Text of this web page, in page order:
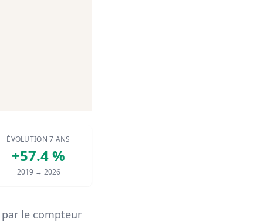
ÉVOLUTION 7 ANS
+57.4 %
2019 → 2026
le compteur